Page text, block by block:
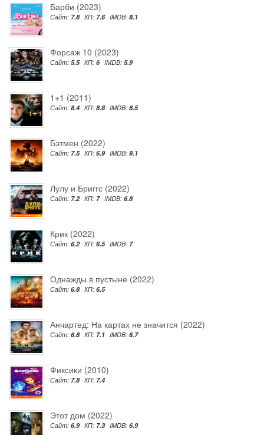
Барби (2023)
Сайт: 7.8 КП: 7.6 IMDB: 8.1
Форсаж 10 (2023)
Сайт: 5.5 КП: 6 IMDB: 5.9
1+1 (2011)
Сайт: 8.4 КП: 8.8 IMDB: 8.5
Бэтмен (2022)
Сайт: 7.5 КП: 6.9 IMDB: 9.1
Лулу и Бриггс (2022)
Сайт: 7.2 КП: 7 IMDB: 6.8
Крик (2022)
Сайт: 6.2 КП: 6.5 IMDB: 7
Однажды в пустыне (2022)
Сайт: 6.8 КП: 6.5
Анчартед: На картах не значится (2022)
Сайт: 6.8 КП: 7.1 IMDB: 6.7
Фиксики (2010)
Сайт: 7.8 КП: 7.4
Этот дом (2022)
Сайт: 6.9 КП: 7.3 IMDB: 6.9